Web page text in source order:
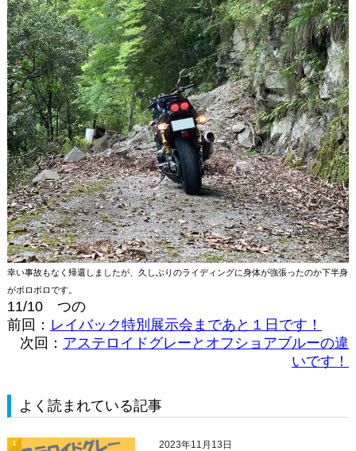
幸い事故もなく帰還しましたが、久しぶりのライディングに身体が強張ったのか下半身
がボロボロです。
11/10 つの
前回： レイバック特別展示会まであと１日です！
次回： アステロイドグレーとオフショアブルーの違
いです！
よく読まれている記事
1 2023年11月13日